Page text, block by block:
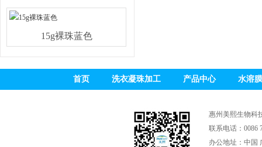
15g裸珠蓝色
首页 洗衣凝珠加工 产品中心 水溶
惠州美熙生物科
联系电话：0086
办公地址：中国